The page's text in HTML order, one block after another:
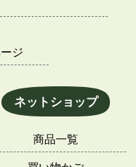
ジ
ネットショップ
商品一覧